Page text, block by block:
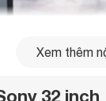
Xem thêm
32 inch